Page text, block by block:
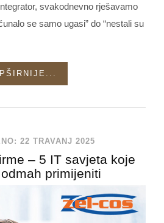
svakodnevno rješavamo
se samo ugasi” do “nestali su
22 TRAVANJ 2025
– 5 IT savjeta koje
primijeniti